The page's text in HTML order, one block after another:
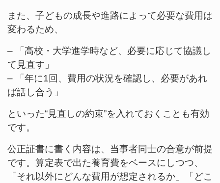
また、子どもの成長や進路によって必要な費用は
変わるため、
– 「高校・大学進学時など、必要に応じて協議し
て見直す」
– 「年に1回、費用の状況を確認し、必要があれ
ば話し合う」
といった“見直しの約束”を入れておくことも有効
です。
公正証書に書く内容は、当事者同士の合意が前提
です。算定表で出た養育費をベースにしつつ、
「それ以外にどんな費用が想定されるか」「どこ